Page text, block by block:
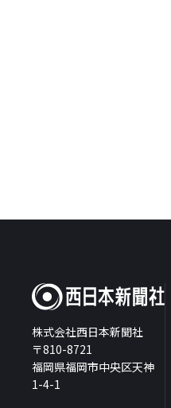
株式会社西日本新聞社
〒810-8721
福岡県福岡市中央区天神
1-4-1